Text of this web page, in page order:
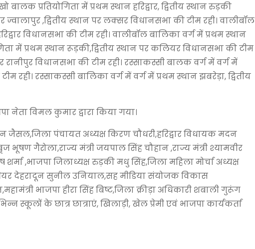
बालक प्रतियोगिता में प्रथम स्थान हरिद्वार, द्वितीय स्थान रुड़की
,द्वितीय स्थान पर लक्सर विधानसभा की टीम रही। वालीबॉल
विधानसभा की टीम रही। वालीबॉल बालिका वर्ग में प्रथम स्थान
में प्रथम स्थान रूड़की,द्वितीय स्थान पर कलियर विधानसभा की टीम
रानीपुर विधानसभा की टीम रही। रस्साकस्सी बालक वर्ग में वर्ग में
रही। रस्साकस्सी बालिका वर्ग में वर्ग में प्रथम स्थान झबरेड़ा, द्वितीय
विमल कुमार द्वारा किया गया।
जैसल,जिला पंचायत अध्यक्ष किरण चौधरी,हरिद्वार विधायक मदन
गैरोला,राज्य मंत्री जयपाल सिंह चौहान ,राज्य मंत्री श्यामवीर
,भाजपा जिलाध्यक्ष रुड़की मधु सिंह,जिला महिला मोर्चा अध्यक्ष
मेयर देहरादून सुनील उनियाल,सह मीडिया संयोजक विकास
भाजपा हीरा सिंह बिष्ट,जिला क्रीड़ा अधिकारी शबाली गुरूंग
स्कूलों के छात्र छात्राएं, खिलाड़ी, खेल प्रेमी एवं भाजपा कार्यकर्ता